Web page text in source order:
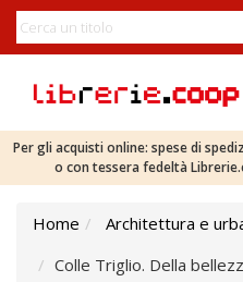
Per gli acquisti online: spese di
o con tessera fedeltà
Home
Architettura e
Colle Triglio. Della